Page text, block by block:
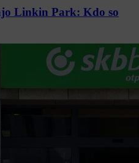
Linkin Park: Kdo so